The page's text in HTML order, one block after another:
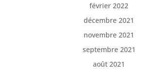
février 2022
décembre 2021
novembre 2021
septembre 2021
août 2021